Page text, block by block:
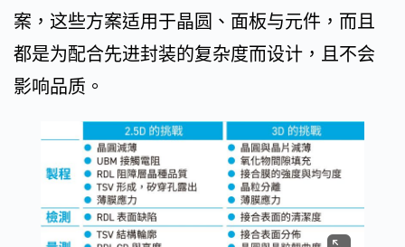
案，这些方案适用于晶圆、面板与元件，而且
都是为配合先进封装的复杂度而设计，且不会
影响品质。